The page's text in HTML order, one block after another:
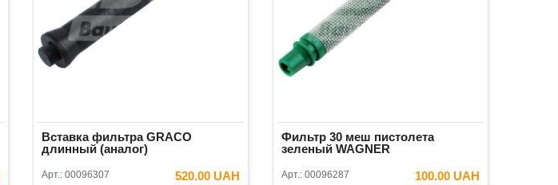
Вставка фильтра GRACO
длинный (аналог)
Арт.: 00096307 520.00 UAH
Фильтр 30 меш пистолета
зеленый WAGNER
Арт.: 00096287 100.00 UAH